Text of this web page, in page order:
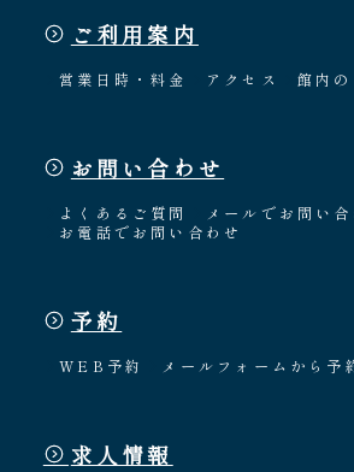
ご利用案内
営業日時・料金 アクセス 館内の
お問い合わせ
よくあるご質問
メールでお問い合
お電話でお問い合わせ
予約
WEB予約 メールフォームから予
求人情報